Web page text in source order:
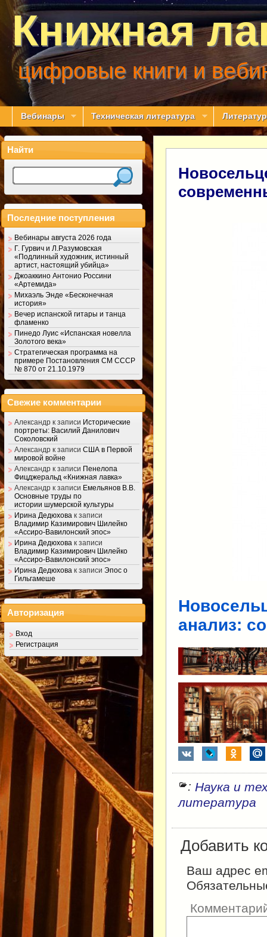
Книжная
цифровые книги и
Вебинары Техническая литература
анализ:
: Наука и
литература
Добавить
Ваш адрес
Найти
Последние поступления
Вебинары августа 2026 года
Г. Гурвич и Л.Разумовская
«Подлинный художник, истинный
артист, настоящий убийца»
Джоаккино Антонио Россини
«Артемида»
Михаэль Энде «Бесконечная
история»
Вечер испанской гитары и танца
фламенко
Пинедо Луис «Испанская новелла
Золотого века»
Стратегическая программа на
примере Постановления СМ СССР
№ 870 от 21.10.1979
Свежие комментарии
Александр к записи Исторические
портреты: Василий Данилович
Соколовский
Александр к записи США в Первой
мировой войне
Александр к записи Пенелопа
Фицджеральд «Книжная лавка»
Александр к записи Емельянов В.В.
Основные труды по
истории шумерской культуры
Ирина Дедюхова к записи
Владимир Казимирович Шилейко
«Ассиро-Вавилонский эпос»
Ирина Дедюхова к записи
Владимир Казимирович Шилейко
«Ассиро-Вавилонский эпос»
Ирина Дедюхова к записи Эпос о
Гильгамеше
Авторизация
Вход
Регистрация